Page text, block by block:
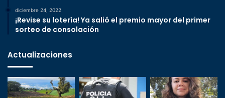
diciembre 24, 2022
¡Revise su lotería! Ya salió el premio mayor del primer
sorteo de consolación
Actualizaciones